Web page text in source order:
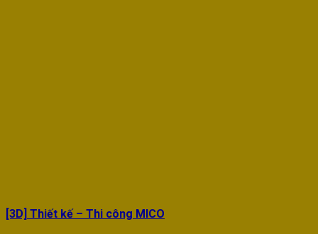
[3D] Thiết kế – Thi công MICO